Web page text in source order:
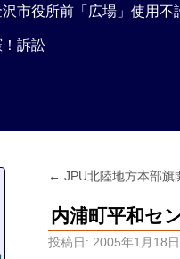
沢市役所前「広場」使用不
！訴訟
← JPU北陸地方本部旗
内浦町平和セ
投稿日: 2005年1月18日